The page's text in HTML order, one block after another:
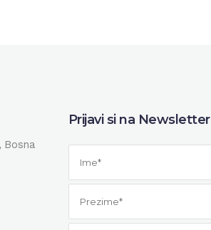
Bosna
Prijavi si na Newsletter